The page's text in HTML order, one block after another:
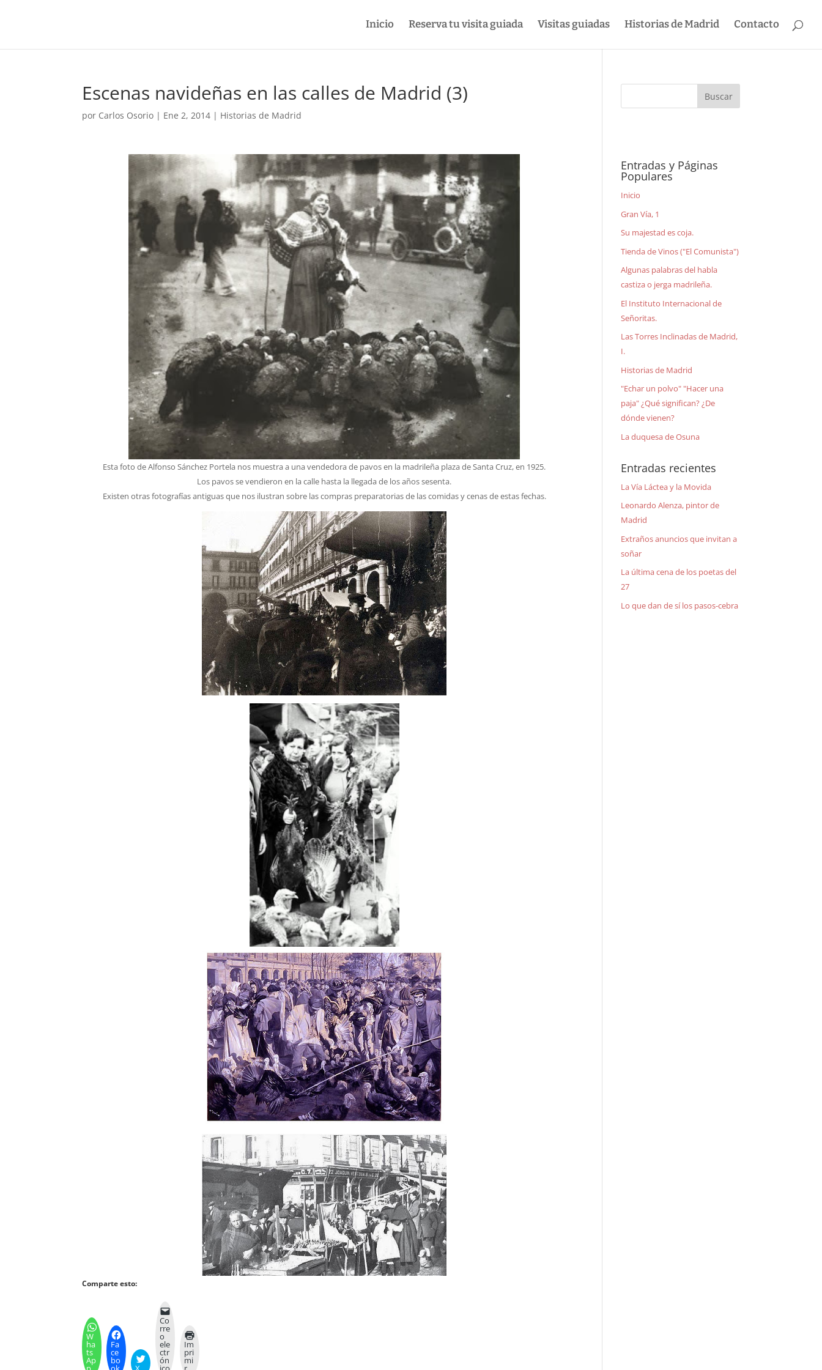
Inicio Reserva tu visita guiada Visitas guiadas Historias de Madrid Contacto
Escenas navideñas en las calles de Madrid (3)
por Carlos Osorio | Ene 2, 2014 | Historias de Madrid
Esta foto de Alfonso Sánchez Portela nos muestra a una vendedora de pavos en la madrileña plaza de Santa Cruz, en 1925.
Los pavos se vendieron en la calle hasta la llegada de los años sesenta.
Existen otras fotografías antiguas que nos ilustran sobre las compras preparatorias de las comidas y cenas de estas fechas.
Comparte esto:
W
ha
ts
Ap
Fa
ce
bo
Co
rre
o
ele
ctr
ón
Im
pri
mi
Entradas y Páginas
Populares
Inicio
Gran Vía, 1
Su majestad es coja.
Tienda de Vinos ("El Comunista")
Algunas palabras del habla
castiza o jerga madrileña.
El Instituto Internacional de
Señoritas.
Las Torres Inclinadas de Madrid,
I.
Historias de Madrid
"Echar un polvo" "Hacer una
paja" ¿Qué significan? ¿De
dónde vienen?
La duquesa de Osuna
Entradas recientes
La Vía Láctea y la Movida
Leonardo Alenza, pintor de
Madrid
Extraños anuncios que invitan a
soñar
La última cena de los poetas del
27
Lo que dan de sí los pasos-cebra